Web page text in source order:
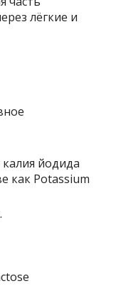
лёгкие и
йодида
как Potassium